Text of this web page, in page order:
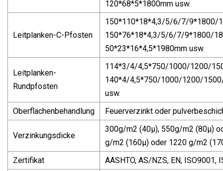
120*68*5*1800mm usw.
Leitplanken-C-Pfosten
150*110*18*4,3/5/6/7/9*1800/
150*76*18*4,3/5/6/7/9*1800/
50*23*16*4,5*1980mm usw.
Leitplanken-
Rundpfosten
114*3/4/4,5*750/1000/1200/
140*4/4,5*750/1000/1200/
usw.
Oberflächenbehandlung
Feuerverzinkt oder
Verzinkungsdicke
300g/m2 (40µ), 550g/m2 (80µ)
g/m2 (160µ) oder 1220 g/m2
Zertifikat
AASHTO, AS/NZS, EN, ISO9001,